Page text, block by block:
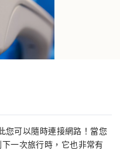
您可以隨時連接網路！當您
一次旅行時，它也非常有